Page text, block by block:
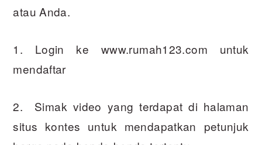
atau Anda.
1. Login ke www.rumah123.com untuk
mendaftar
2. Simak video yang terdapat di halaman
situs kontes untuk mendapatkan petunjuk